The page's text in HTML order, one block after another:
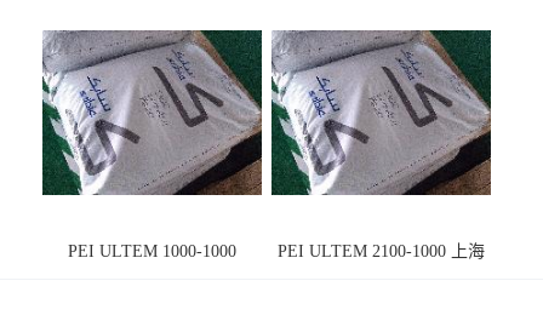
PEI ULTEM 1000-1000
PEI ULTEM 2100-1000 上海